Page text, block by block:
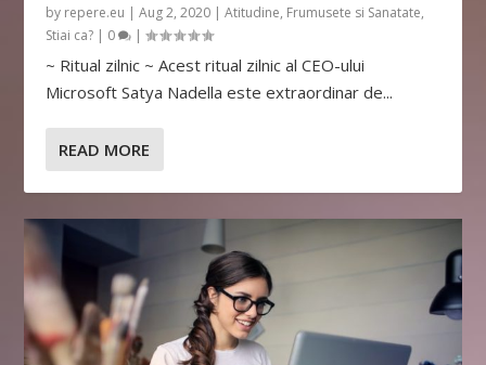
by repere.eu |Aug 2, 2020 |Atitudine, Frumusete si Sanatate,
Stiai ca? | 0 |
~ Ritual zilnic ~ Acest ritual zilnic al CEO-ului
Microsoft Satya Nadella este extraordinar de...
READ MORE